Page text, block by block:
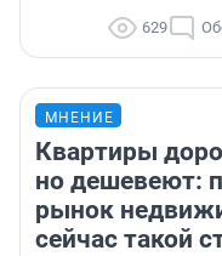
629
МНЕНИЕ
Квартиры
но дешевеют:
рынок
сейчас такой